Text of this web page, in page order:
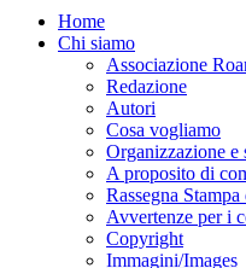
Home
Chi siamo
Associazione
Redazione
Autori
Cosa vogliamo
Organizzazione e
A proposito di
Rassegna
Avvertenze per i
Copyright
Immagini/Images